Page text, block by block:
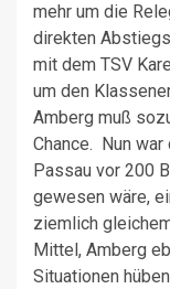
mehr um die
direkten
mit dem TSV
um den
Amberg muß
Chance. Nun war
Passau vor 200
gewesen wäre,
ziemlich
Mittel, Amberg
Situationen